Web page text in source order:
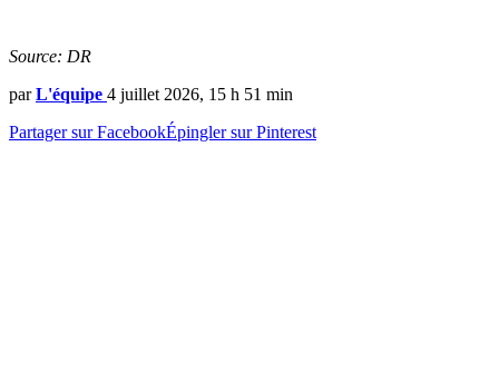
Source: DR
par L'équipe 4 juillet 2026, 15 h 51 min
Partager sur FacebookÉpingler sur Pinterest